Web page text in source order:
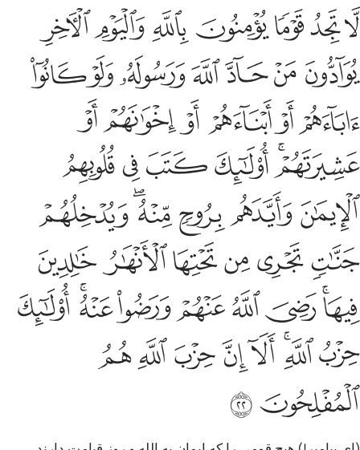
لا تجد قوما يومنون بالله واليوم الاخر يوادون من حاد الله ورسوله
لَّا تَجِدُ قَوْمًۭا يُؤْمِنُونَ بِٱللَّهِ وَٱلْيَوْمِ ٱلْـَٔاخِرِ يُوَآدُّونَ مَنْ
ﱁﱂﱃﱄ ﱅﱆﱇ
ﱈ ﱉﱊﱋﱌﱍﱎ
ﱏﱐﱑ ﱒ ﱓﱔ
ﱕﱖﱗﱘﱙﱚ
ﱛﱜﱝﱞﱟ ﱠ
ﱡﱢﱣﱤﱥﱦ
ﱧﱨﱩﱪﱫﱬﱭﱮ ﱯ
ﱰﱱﱲﱳﱴﱵﱶﱷ
ﱸﱹ